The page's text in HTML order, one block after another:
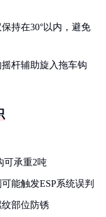
持在30°以内，避免
杆辅助旋入拖车钩
可承重2吨
能触发ESP系统误判
部位防锈